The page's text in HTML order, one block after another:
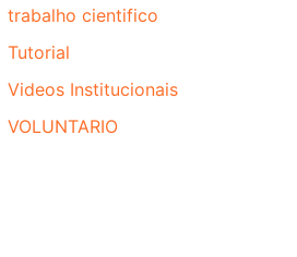
trabalho cientifico
Tutorial
Videos Institucionais
VOLUNTARIO